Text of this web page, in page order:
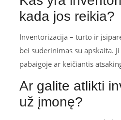
kada jos reikia?
Inventorizacija – turto ir
bei suderinimas su apskaita.
pabaigoje ar keičiantis
Ar galite atlikti
už įmonę?